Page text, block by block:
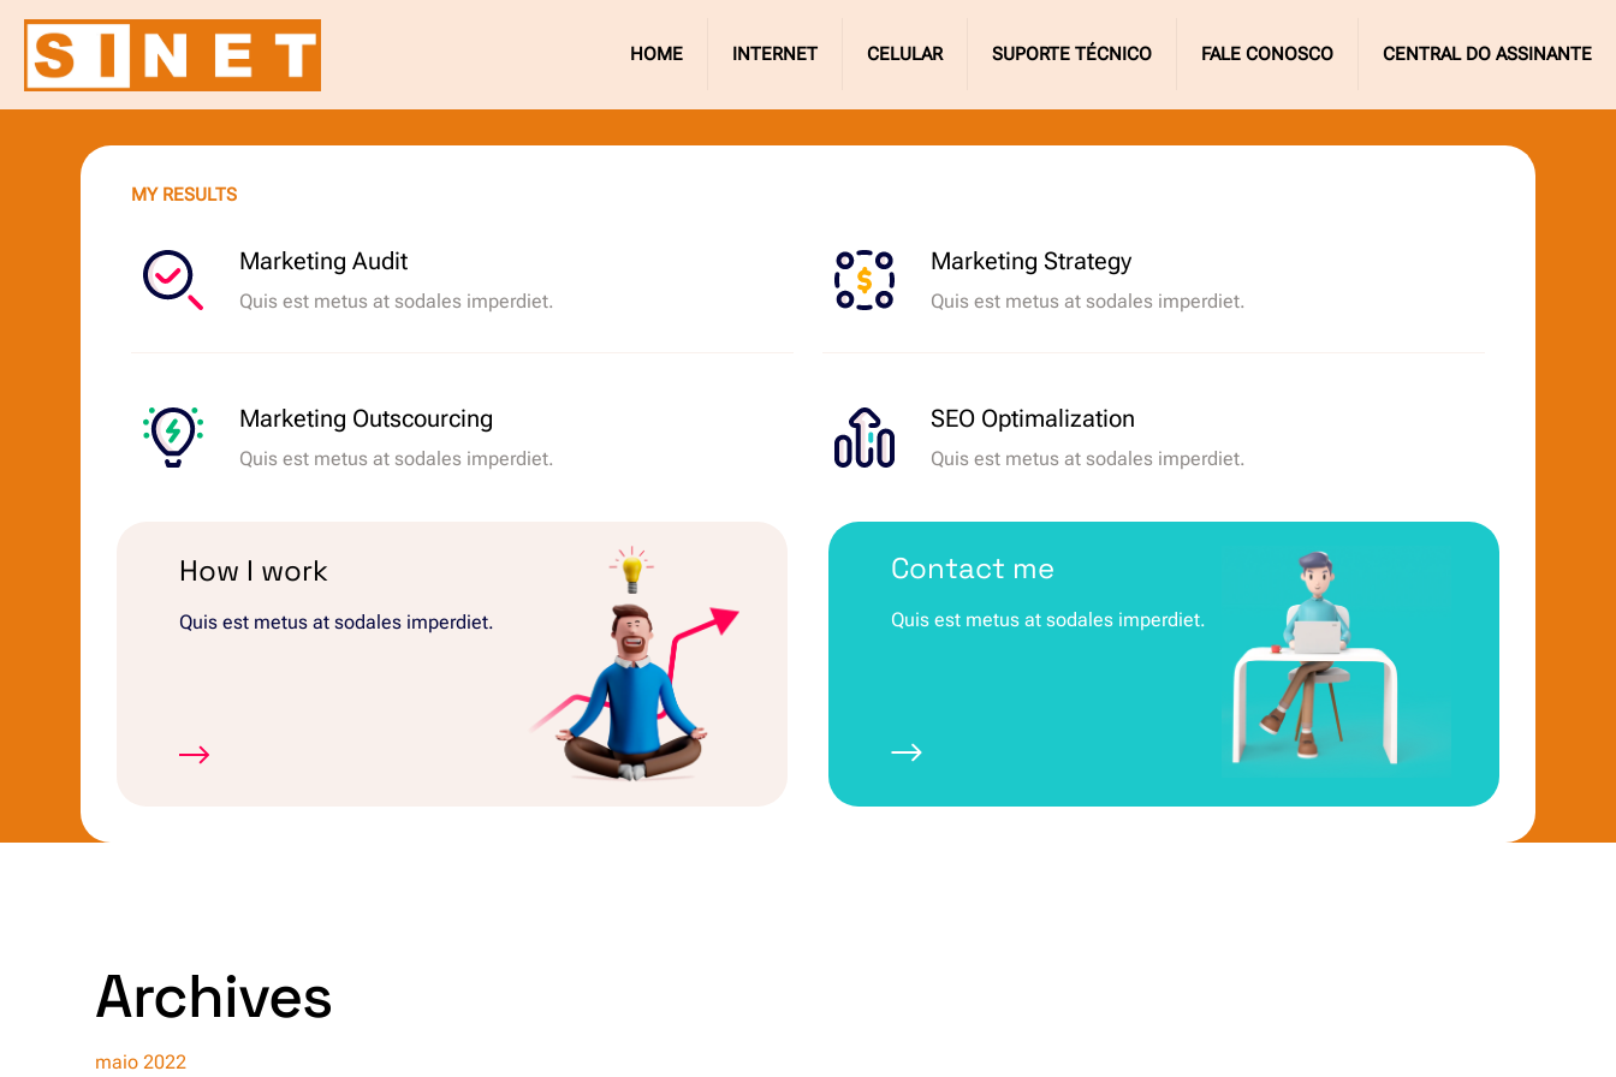
HOME INTERNET CELULAR SUPORTE TÉCNICO FALE CONOSCO CENTRAL DO ASSINANTE
MY RESULTS
Marketing Audit
Quis est metus at sodales imperdiet.
Marketing Strategy
Quis est metus at sodales imperdiet.
Marketing Outscourcing
Quis est metus at sodales imperdiet.
SEO Optimalization
Quis est metus at sodales imperdiet.
How I work
Quis est metus at sodales imperdiet.
Contact me
Quis est metus at sodales imperdiet.
Archives
maio 2022